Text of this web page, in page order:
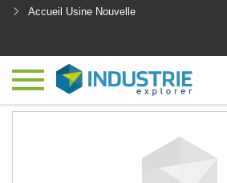
Accueil Usine Nouvelle